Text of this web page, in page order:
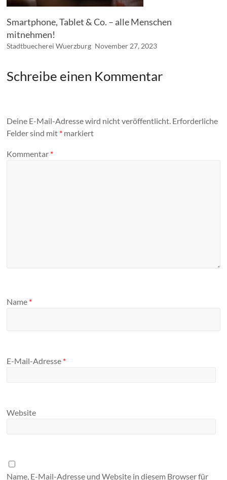
Smartphone, Tablet & Co. – alle Menschen
mitnehmen!
Stadtbuecherei Wuerzburg November 27, 2023
Schreibe einen Kommentar
Deine E-Mail-Adresse wird nicht veröffentlicht. Erforderliche
Felder sind mit * markiert
Kommentar *
Name *
E-Mail-Adresse *
Website
Name, E-Mail-Adresse und Website in diesem Browser für